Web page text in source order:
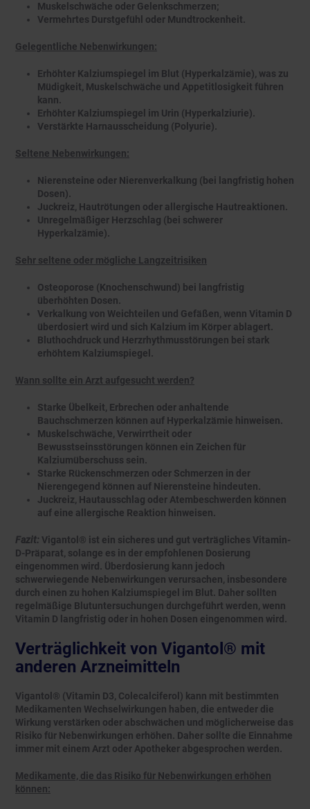
Muskelschwäche oder Gelenkschmerzen;
Vermehrtes Durstgefühl oder Mundtrockenheit.
Gelegentliche Nebenwirkungen:
Erhöhter Kalziumspiegel im Blut (Hyperkalzämie), was zu
Müdigkeit, Muskelschwäche und Appetitlosigkeit führen
kann.
Erhöhter Kalziumspiegel im Urin (Hyperkalziurie).
Verstärkte Harnausscheidung (Polyurie).
Seltene Nebenwirkungen:
Nierensteine oder Nierenverkalkung (bei langfristig hohen
Dosen).
Juckreiz, Hautrötungen oder allergische Hautreaktionen.
Unregelmäßiger Herzschlag (bei schwerer
Hyperkalzämie).
Sehr seltene oder mögliche Langzeitrisiken
Osteoporose (Knochenschwund) bei langfristig
überhöhten Dosen.
Verkalkung von Weichteilen und Gefäßen, wenn Vitamin D
überdosiert wird und sich Kalzium im Körper ablagert.
Bluthochdruck und Herzrhythmusstörungen bei stark
erhöhtem Kalziumspiegel.
Wann sollte ein Arzt aufgesucht werden?
Starke Übelkeit, Erbrechen oder anhaltende
Bauchschmerzen können auf Hyperkalzämie hinweisen.
Muskelschwäche, Verwirrtheit oder
Bewusstseinsstörungen können ein Zeichen für
Kalziumüberschuss sein.
Starke Rückenschmerzen oder Schmerzen in der
Nierengegend können auf Nierensteine hindeuten.
Juckreiz, Hautausschlag oder Atembeschwerden können
auf eine allergische Reaktion hinweisen.
Fazit: Vigantol® ist ein sicheres und gut verträgliches Vitamin-
D-Präparat, solange es in der empfohlenen Dosierung
eingenommen wird. Überdosierung kann jedoch
schwerwiegende Nebenwirkungen verursachen, insbesondere
durch einen zu hohen Kalziumspiegel im Blut. Daher sollten
regelmäßige Blutuntersuchungen durchgeführt werden, wenn
Vitamin D langfristig oder in hohen Dosen eingenommen wird.
Verträglichkeit von Vigantol® mit
anderen Arzneimitteln
Vigantol® (Vitamin D3, Colecalciferol) kann mit bestimmten
Medikamenten Wechselwirkungen haben, die entweder die
Wirkung verstärken oder abschwächen und möglicherweise das
Risiko für Nebenwirkungen erhöhen. Daher sollte die Einnahme
immer mit einem Arzt oder Apotheker abgesprochen werden.
Medikamente, die das Risiko für Nebenwirkungen erhöhen
können: